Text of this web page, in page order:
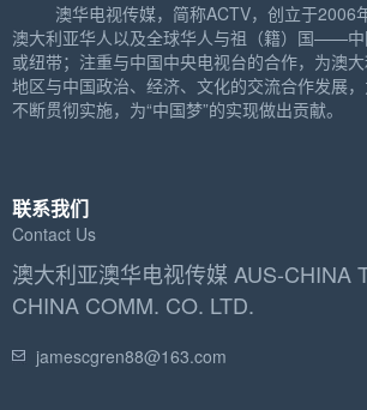
澳华电视传媒，简称ACTV，创立于2006
澳大利亚华人以及全球华人与祖（籍）国——
或纽带；注重与中国中央电视台的合作，为澳
地区与中国政治、经济、文化的交流合作发展，
不断贯彻实施，为“中国梦”的实现做出贡献。
联系我们
Contact Us
澳大利亚澳华电视传媒 AUS-CHINA
CHINA COMM. CO. LTD.
jamescgren88@163.com